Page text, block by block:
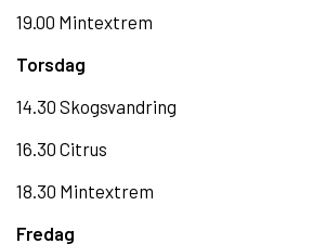
19.00 Mintextrem
Torsdag
14.30 Skogsvandring
16.30 Citrus
18.30 Mintextrem
Fredag